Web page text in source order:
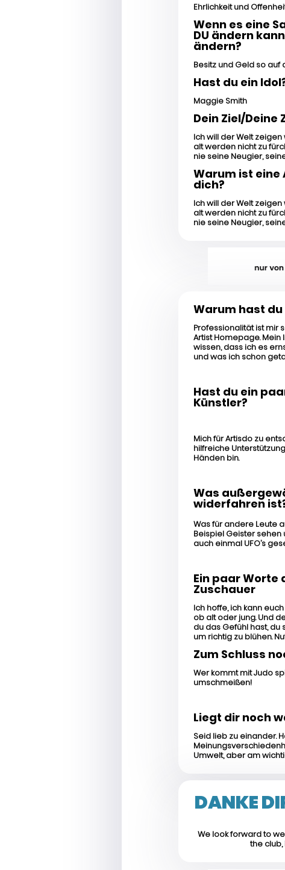
Ehrlichkeit und
Wenn es eine
DU ändern
ändern?
Besitz und Geld so auf
Hast du ein
Maggie Smith
Dein Ziel/Deine
Ich will der Welt
alt werden nicht zu
nie seine Neugier,
Warum ist
dich?
Ich will der Welt
alt werden nicht zu
nie seine Neugier,
Warum hast
Professionalität ist mir
Artist Homepage.
wissen, dass ich es
und was ich schon
Hast du ein
Künstler?
Mich für Artisdo zu
hilfreiche
Händen bin.
Was
widerfahren
Was für andere Leute
Beispiel Geister
auch einmal UFO’s
Ein paar Worte
Zuschauer
Ich hoffe, ich kann
ob alt oder jung. Und
du das Gefühl hast, du
um richtig zu blühen.
Zum Schluss
Wer kommt mit Judo
umschmeißen!
Liegt dir noch
Seid lieb zu einander.
Umwelt, aber am
DANKE
We look forward to
the club,